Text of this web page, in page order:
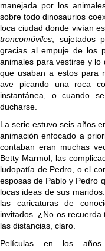
manejada por los
sobre todo dinosaurios
loca ciudad donde vivían
troncomóviles , sujetados
gracias al empuje de los
animales para vestirse y
que usaban a estos para
ave picando una roca
instantánea, o cuando
ducharse.
La serie estuvo seis años
animación enfocado a
contaban eran muchas
Betty Marmol, las
ludopatía de Pedro, o el
esposas de Pablo y Pedro
locas ideas de sus
las caricaturas de
invitados. ¿No os
las distancias, claro.
Películas en los